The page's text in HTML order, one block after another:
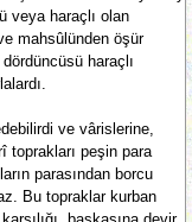
veya haraçlı olan
mahsûlünden öşür
haraçlı
ve vârislerine,
toprakları peşin para
parasından borcu
Bu topraklar kurban